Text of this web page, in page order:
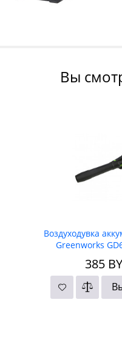
Вы
Воздуходувка
Greenworks
385